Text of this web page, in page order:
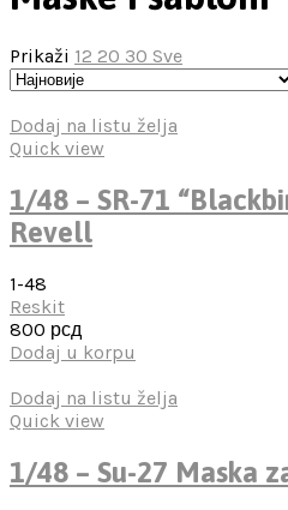
Prikaži 12 20 30 Sve
Dodaj na listu želja
Quick view
1/48 – SR-71
Revell
1-48
Reskit
800 рсд
Dodaj u korpu
Dodaj na listu želja
Quick view
1/48 – Su-27 Maska